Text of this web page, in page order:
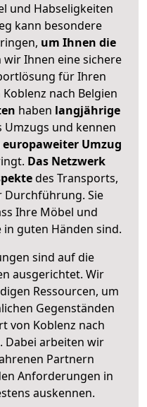
und Habseligkeiten
kann besondere
um Ihnen die
wir Ihnen eine sichere
für Ihren
nach Belgien
haben langjährige
Umzugs und kennen
europaweiter Umzug
Das Netzwerk
des Transports,
Durchführung. Sie
Ihre Möbel und
guten Händen sind.
sind auf die
ausgerichtet. Wir
Ressourcen, um
Gegenständen
von Koblenz nach
Dabei arbeiten wir
Partnern
Anforderungen in
auskennen.